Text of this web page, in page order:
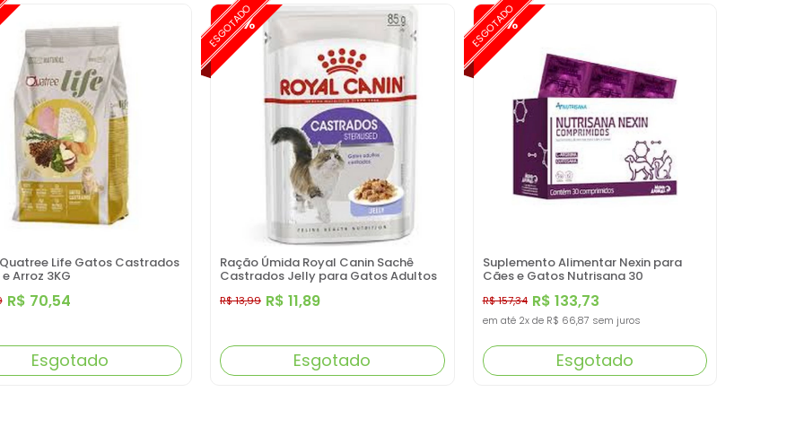
Life Gatos Castrados
Arroz 3KG
R$ 70,54
Esgotado
ESGOTADO
Ração Úmida Royal Canin Sachê
Castrados Jelly para Gatos Adultos
R$ 11,89
R$ 13,99
-15%
Esgotado
ESGOTADO
Suplemento Alimentar Nexin para
Cães e Gatos Nutrisana 30
R$ 133,73
R$ 157,34
-15%
em até 2xde R$ 66,87 sem juros
Esgotado